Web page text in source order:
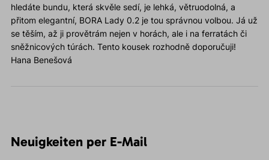
hledáte bundu, která skvěle sedí, je lehká, větruodolná, a
přitom elegantní, BORA Lady 0.2 je tou správnou volbou. Já už
se těším, až ji provětrám nejen v horách, ale i na ferratách či
sněžnicových túrách. Tento kousek rozhodně doporučuji!
Hana Benešová
Neuigkeiten per E-Mail